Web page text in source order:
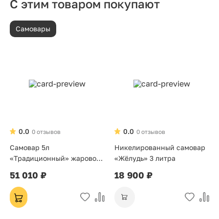
С этим товаром покупают
Самовары
0 отзывов
0.0
Самовар 5л
«Традиционный» жаровой
51 010 ₽
0 отзывов
0.0
Никелированный самовар
«Жёлудь» 3 литра
18 900 ₽